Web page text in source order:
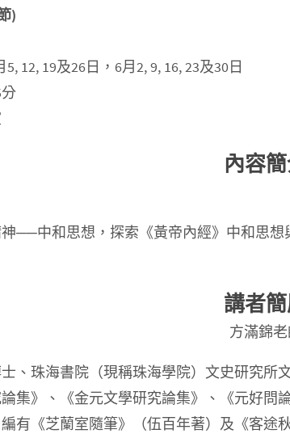
)
12, 19及26日，6月2, 9, 16, 23及30日
內容
──中和思想，探索《黃帝內經》中和思
講者
方滿錦
、珠海書院（現稱珠海學院）文史研究
集》、《金元文學研究論集》、《元好
有《芝蘭室隨筆》（伍百年著）及《客